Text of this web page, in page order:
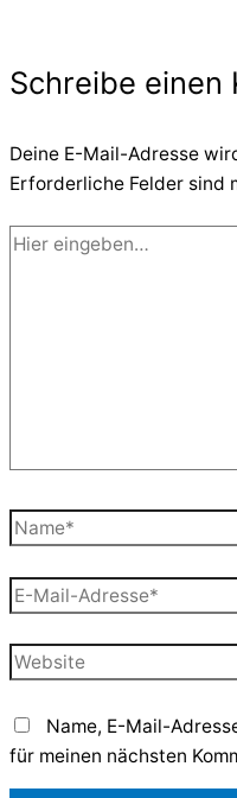
Schreibe einen
Deine E-Mail-Adresse
Erforderliche Felder sind
Hier
Name*
E-
Mail-
Adresse*
Website
Name, E-Mail-
für meinen nächsten